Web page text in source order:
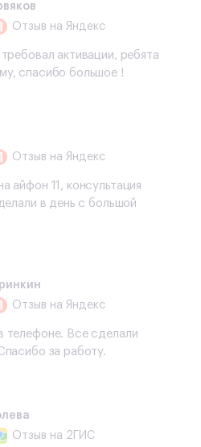
Отзыв на Яндекс
активации, ребята
спасибо большое !
Отзыв на Яндекс
айфон 11, консультация
в день с большой
Отзыв на Яндекс
телефоне. Все сделали
за работу.
Отзыв на 2ГИС